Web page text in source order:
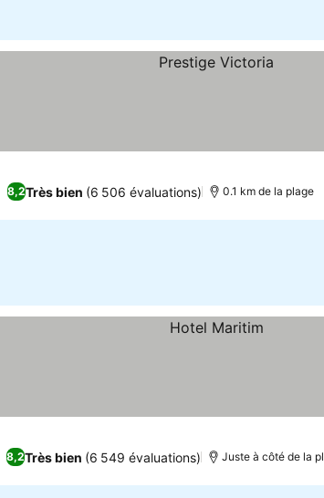
8,2Très bien (6 506 évaluations) 0.1 km de la plage
8,2Très bien (6 549 évaluations) Juste à côté de la